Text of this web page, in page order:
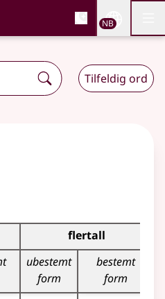
og
NB
Tilfeldig ord
substantivetflertall
ubestemt
form
bestemt
form